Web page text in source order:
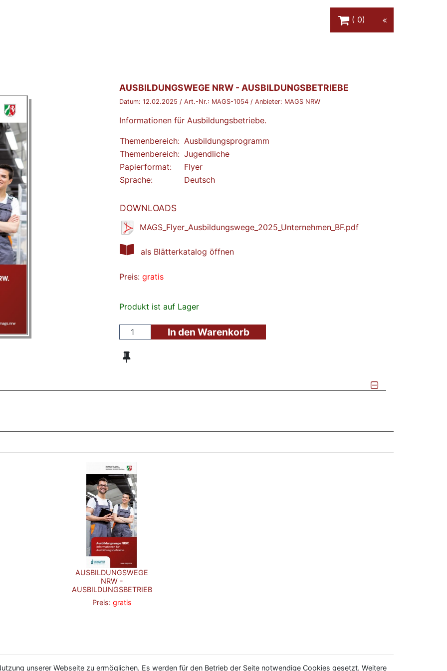
0
BROSCHÜRE:
AUSBILDUNGSWEGE NRW - AUSBILDUNGSBETRIEBE
Datum: 12.02.2025 / Art.-Nr.: MAGS-1054 / Anbieter: MAGS NRW
Informationen für Ausbildungsbetriebe.
Themenbereich: Ausbildungsprogramm
Themenbereich: Jugendliche
Papierformat:
Flyer
Sprache:
Deutsch
DOWNLOADS
MAGS_Flyer_Ausbildungswege_2025_Unternehmen_BF.pdf
als Blätterkatalog öffnen
Preis: gratis
Produkt ist auf Lager
In den Warenkorb
ANGESEHENE BROSCHÜREN
AUSBILDUNGSWEGE
NRW -
AUSBILDUNGSBETRIEBE
Preis: gratis
unserer Webseite zu ermöglichen. Es werden für den Betrieb der Seite notwendige Cookies gesetzt. Weitere